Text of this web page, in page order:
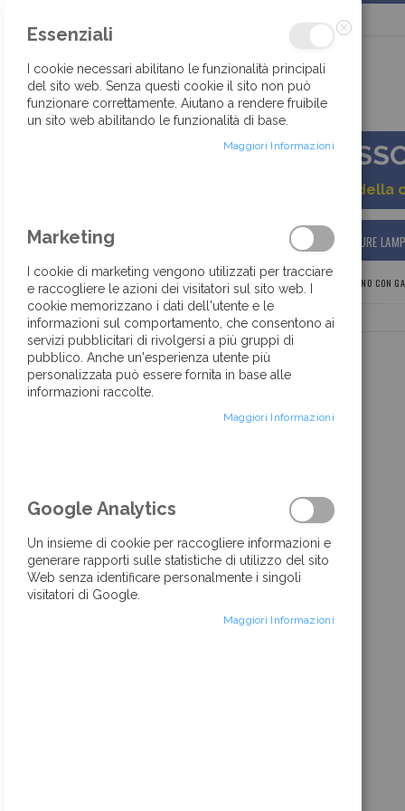
al
30 ANNI DI TRADIZIONE ED ESPERIENZA
Gentile cliente, a causa
HOME ACCESSORI CHIUSURE
HOME BOTTONI BAMBINO BOTTONE BAMBINO CON
Vai
alla
fine
della
Essenziali
I cookie necessari abilitano le funzionalità principali
del sito web. Senza questi cookie il sito non può
funzionare correttamente. Aiutano a rendere fruibile
un sito web abilitando le funzionalità di base.
Maggiori Informazioni
Marketing
I cookie di marketing vengono utilizzati per tracciare
e raccogliere le azioni dei visitatori sul sito web. I
cookie memorizzano i dati dell'utente e le
informazioni sul comportamento, che consentono ai
servizi pubblicitari di rivolgersi a più gruppi di
pubblico. Anche un'esperienza utente più
personalizzata può essere fornita in base alle
informazioni raccolte.
Maggiori Informazioni
Google Analytics
Un insieme di cookie per raccogliere informazioni e
generare rapporti sulle statistiche di utilizzo del sito
Web senza identificare personalmente i singoli
visitatori di Google.
Maggiori Informazioni